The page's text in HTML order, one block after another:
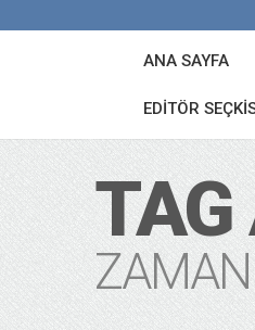
ANA SAYFA
EDITÖR
TAG